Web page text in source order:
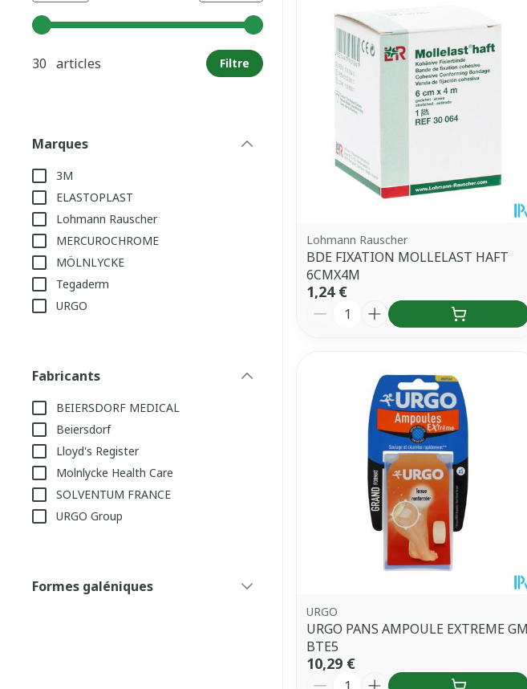
Utilisez les touches fléchées gauche et droite pour ajuster les valeurs minimales
30 articles
Filtre
Marques
3M
ELASTOPLAST
Lohmann Rauscher
MERCUROCHROME
MÖLNLYCKE
Tegaderm
URGO
Fabricants
BEIERSDORF MEDICAL
Beiersdorf
Lloyd's Register
Molnlycke Health Care
SOLVENTUM FRANCE
URGO Group
Formes galéniques
Lohmann Rauscher
BDE FIXATION MOLLELAST HAFT
6CMX4M
1,24 €
Quantité
URGO
URGO PANS AMPOULE EXTREME GM
BTE5
10,29 €
Quantité